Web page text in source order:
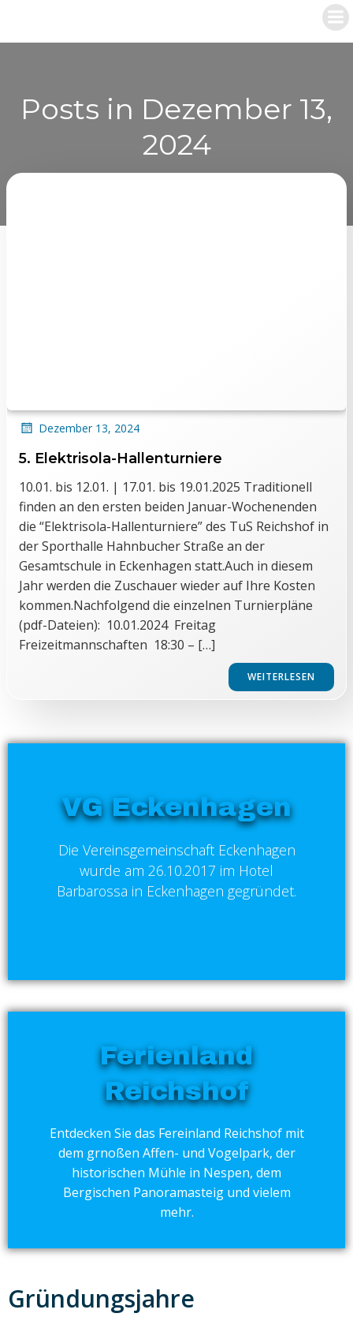
springen
Posts in Dezember 13,
2024
Dezember 13, 2024
5. Elektrisola-Hallenturniere
10.01. bis 12.01. | 17.01. bis 19.01.2025 Traditionell
finden an den ersten beiden Januar-Wochenenden
die “Elektrisola-Hallenturniere” des TuS Reichshof in
der Sporthalle Hahnbucher Straße an der
Gesamtschule in Eckenhagen statt.Auch in diesem
Jahr werden die Zuschauer wieder auf Ihre Kosten
kommen.Nachfolgend die einzelnen Turnierpläne
(pdf-Dateien): 10.01.2024 Freitag
Freizeitmannschaften 18:30 – […]
WEITERLESEN
VG Eckenhagen
Die Vereinsgemeinschaft Eckenhagen
wurde am 26.10.2017 im Hotel
Barbarossa in Eckenhagen gegründet.
Ferienland
Reichshof
Entdecken Sie das Fereinland Reichshof mit
dem grnoßen Affen- und Vogelpark, der
historischen Mühle in Nespen, dem
Bergischen Panoramasteig und vielem
mehr.
Gründungsjahre